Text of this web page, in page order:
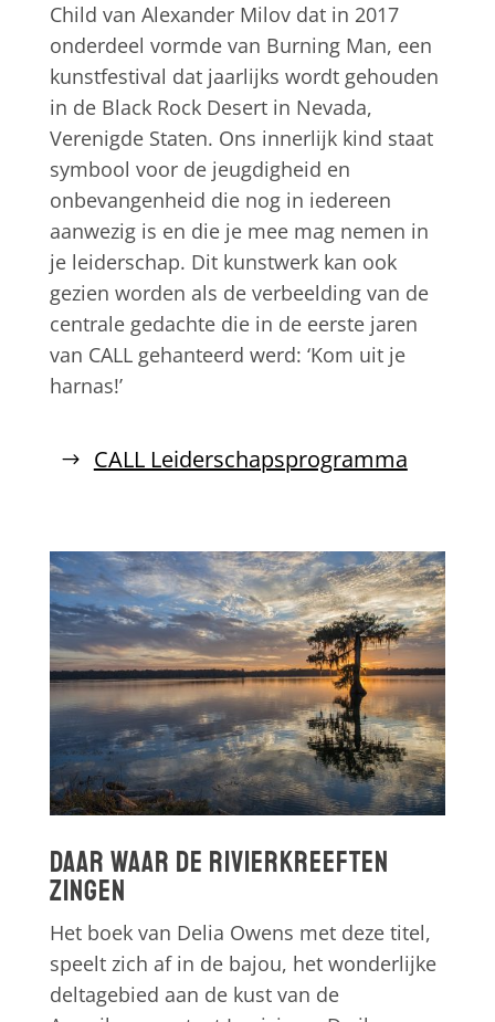
Child van Alexander Milov dat in 2017
onderdeel vormde van Burning Man, een
kunstfestival dat jaarlijks wordt gehouden
in de Black Rock Desert in Nevada,
Verenigde Staten. Ons innerlijk kind staat
symbool voor de jeugdigheid en
onbevangenheid die nog in iedereen
aanwezig is en die je mee mag nemen in
je leiderschap. Dit kunstwerk kan ook
gezien worden als de verbeelding van de
centrale gedachte die in de eerste jaren
van CALL gehanteerd werd: ‘Kom uit je
harnas!’
CALL Leiderschapsprogramma
Daar waar de rivierkreeften
zingen
Het boek van Delia Owens met deze titel,
speelt zich af in de bajou, het wonderlijke
deltagebied aan de kust van de